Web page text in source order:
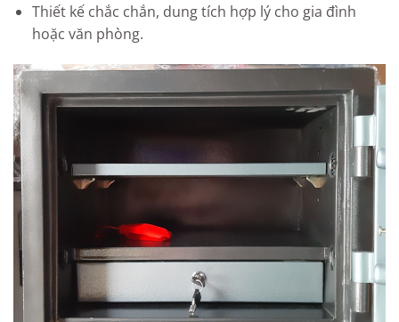
Thiết kế chắc chắn, dung tích hợp lý cho gia đình
hoặc văn phòng.